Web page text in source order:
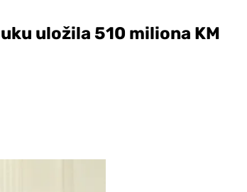
uložila 510 miliona KM